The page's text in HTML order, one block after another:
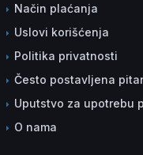
Način plaćanja
Uslovi korišćenja
Politika privatnosti
Često postavljena
Uputstvo za upotrebu
O nama